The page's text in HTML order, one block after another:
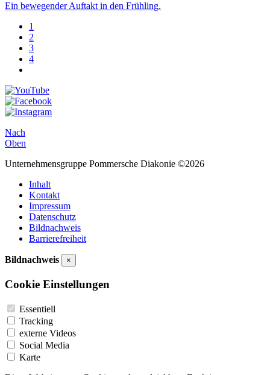
Ein bewegender Auftakt in den Frühling.
1
2
3
4
Nach
Oben
Unternehmensgruppe Pommersche Diakonie ©2026
Inhalt
Kontakt
Impressum
Datenschutz
Bildnachweis
Barrierefreiheit
Bildnachweis ×
Cookie Einstellungen
Essentiell
Tracking
externe Videos
Social Media
Karte